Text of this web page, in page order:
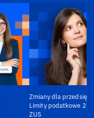
Zmiany dla
Limity podatkowe
ZUS